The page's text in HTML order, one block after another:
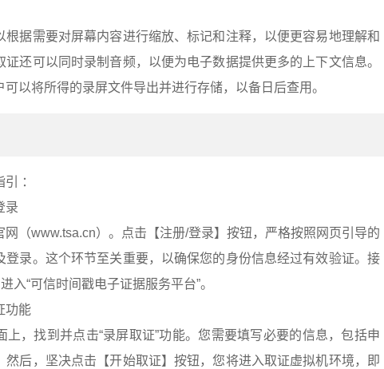
根据需要对屏幕内容进行缩放、标记和注释，以便更容易地理解和
证还可以同时录制音频，以便为电子数据提供更多的上下文信息。
以将所得的录屏文件导出并进行存储，以备日后查用。
：
录
网（www.tsa.cn）。点击【注册/登录】按钮，严格按照网页引导的
登录。这个环节至关重要，以确保您的身份信息经过有效验证。接
入“可信时间戳电子证据服务平台”。
功能
上，找到并点击“录屏取证”功能。您需要填写必要的信息，包括申
然后，坚决点击【开始取证】按钮，您将进入取证虚拟机环境，即